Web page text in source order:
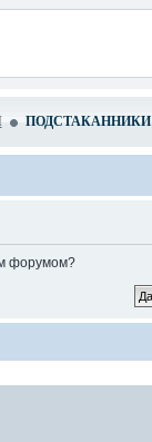
ПОДСТАКАННИКИ
форумом?